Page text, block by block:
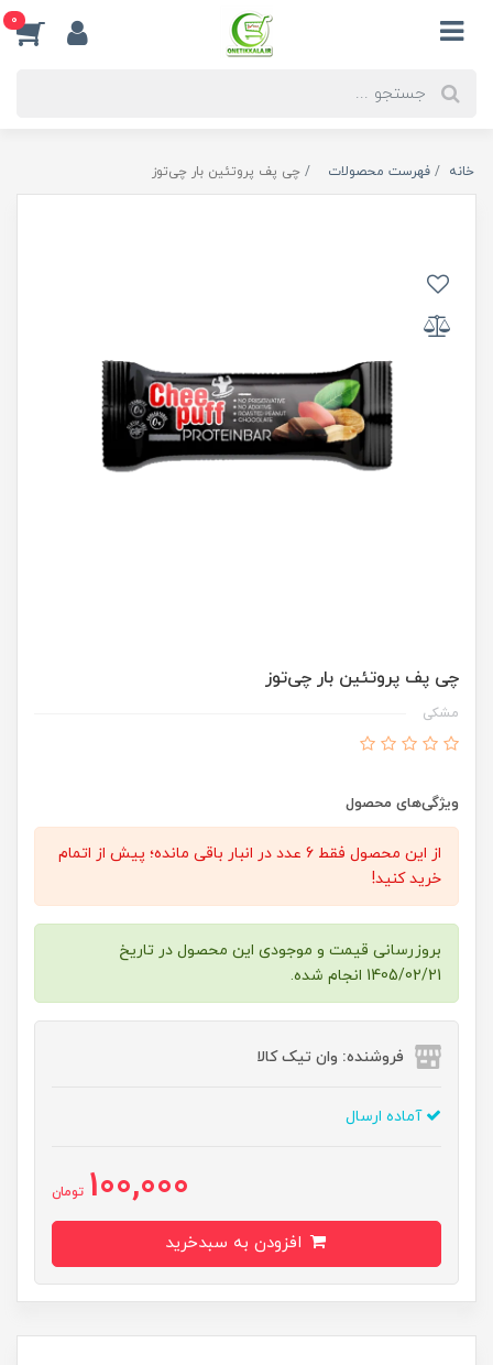
0
خانه فهرست محصولات چی پف پروتئین بار چی‌توز
چی پف پروتئین بار چی‌توز
مشکی
ویژگی‌های محصول
از این محصول فقط 6 عدد در انبار باقی مانده؛ پیش از اتمام
خرید کنید!
بروزرسانی قیمت و موجودی این محصول در تاریخ
1405/02/21 انجام شده.
فروشنده: وان تیک کالا
آماده ارسال
100,000 تومان